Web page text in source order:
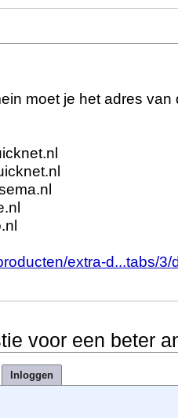
moet je het adres van
extra-d...tabs/3/
voor een beter
Inloggen